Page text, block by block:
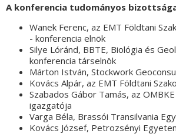
A konferencia tudományos
Wanek Ferenc, az EMT Földtani
- konferencia elnök
Silye Lóránd, BBTE, Biológia és
konferencia társelnök
Márton István, Stockwork
Kovács Alpár, az EMT Földtani
Szabados Gábor Tamás, az
igazgatója
Varga Béla, Brassói Transilvania
Kovács József, Petrozsényi